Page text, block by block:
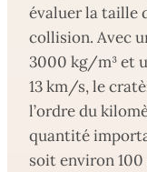
évaluer la taille
collision. Avec
3000 kg/m³ et
13 km/s, le
l’ordre du
quantité
soit environ